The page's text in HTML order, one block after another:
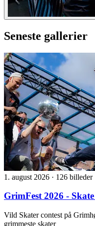
Seneste gallerier
1. august 2026 · 126 billeder
GrimFest 2026 -
Vild Skater contest på
grimmeste skater